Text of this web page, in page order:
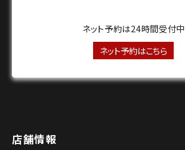
ネット予約は24時間受付中
ネット予約はこちら
店舗情報